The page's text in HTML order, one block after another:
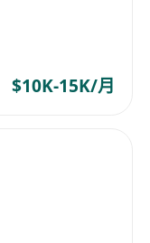
$10K-15K/月